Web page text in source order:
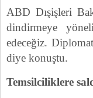
ABD Dışişleri
dindirmeye
edeceğiz.
diye konuştu.
Temsilciliklere